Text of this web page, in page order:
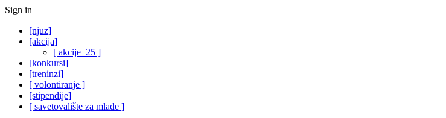
Sign in
[njuz]
[akcija]
[ akcije_25 ]
[konkursi]
[treninzi]
[ volontiranje ]
[stipendije]
[ savetovalište za mlade ]